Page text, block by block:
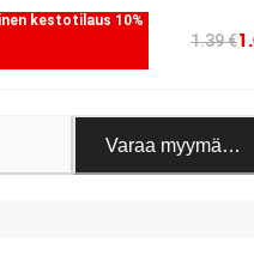
kestotilaus 10%
1.39 €
Varaa